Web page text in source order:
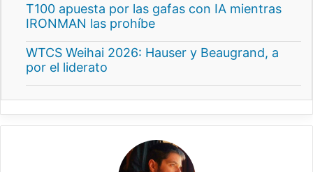
T100 apuesta por las gafas con IA mientras
IRONMAN las prohíbe
WTCS Weihai 2026: Hauser y Beaugrand, a
por el liderato